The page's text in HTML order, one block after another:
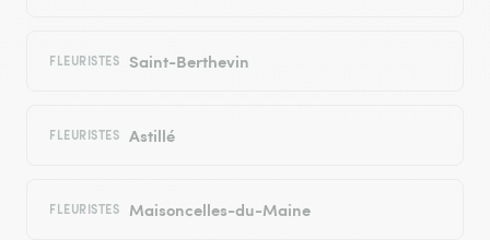
FLEURISTES Saint-Berthevin
FLEURISTES Astillé
FLEURISTES Maisoncelles-du-Maine